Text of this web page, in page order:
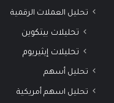
تحليل العملات الرقمية
تحليلات بيتكوين
تحليلات إيثيريوم
تحليل أسهم
تحليل اسهم أمريكية